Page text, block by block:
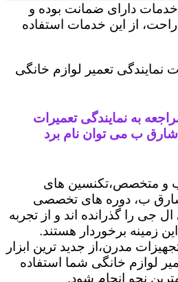
دارای ضمانت بوده و
از این خدمات استفاده
نمایندگی تعمیر لوازم خانگی
به نمایندگی تعمیرات
ب می توان نام برد
و متخصص،تکنسین های
ب، دوره های تخصصی
جی را گذرانده اند و از تجربه
زمینه برخوردار هستند.
مدرن،از جدید ترین ابزار
لوازم خانگی شما استفاده
نحو انجام شود.